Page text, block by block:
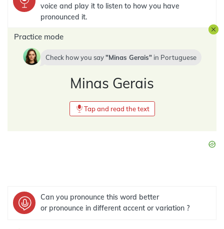
voice and play it to listen to how you have
pronounced it.
Practice mode
Check how you say Minas Gerais in Portuguese
Minas Gerais
Tap and read the text
Can you pronounce this word better
or pronounce in different accent or variation ?